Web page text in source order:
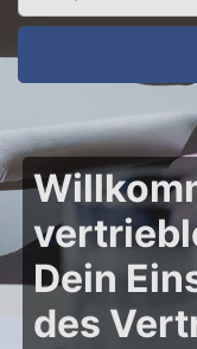
Dein
des